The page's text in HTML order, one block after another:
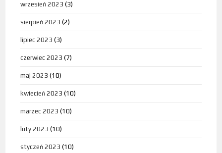
wrzesień 2023 (3)
sierpień 2023 (2)
lipiec 2023 (3)
czerwiec 2023 (7)
maj 2023 (10)
kwiecień 2023 (10)
marzec 2023 (10)
luty 2023 (10)
styczeń 2023 (10)